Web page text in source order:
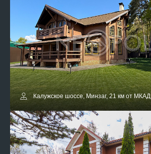
Калужское шоссе, Минзаг, 21 км от МКАД